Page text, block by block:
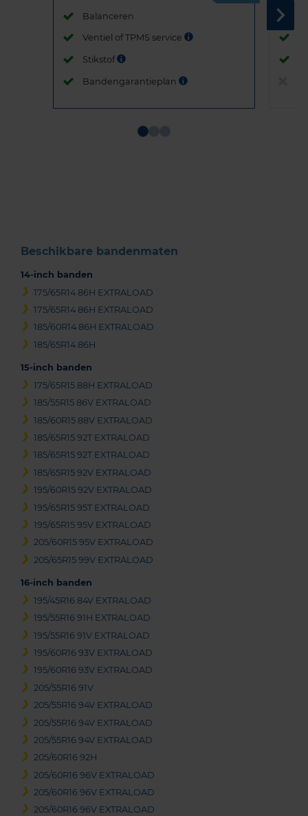
Balanceren
Ventiel of TPMS service
Stikstof
Bandengarantieplan
Beschikbare bandenmaten
14-inch banden
175/65R14 86H EXTRALOAD
175/65R14 86H EXTRALOAD
185/60R14 86H EXTRALOAD
185/65R14 86H
15-inch banden
175/65R15 88H EXTRALOAD
185/55R15 86V EXTRALOAD
185/60R15 88V EXTRALOAD
185/65R15 92T EXTRALOAD
185/65R15 92T EXTRALOAD
185/65R15 92V EXTRALOAD
195/60R15 92V EXTRALOAD
195/65R15 95T EXTRALOAD
195/65R15 95V EXTRALOAD
205/60R15 95V EXTRALOAD
205/65R15 99V EXTRALOAD
16-inch banden
195/45R16 84V EXTRALOAD
195/55R16 91H EXTRALOAD
195/55R16 91V EXTRALOAD
195/60R16 93V EXTRALOAD
195/60R16 93V EXTRALOAD
205/55R16 91V
205/55R16 94V EXTRALOAD
205/55R16 94V EXTRALOAD
205/55R16 94V EXTRALOAD
205/60R16 92H
205/60R16 96V EXTRALOAD
205/60R16 96V EXTRALOAD
205/60R16 96V EXTRALOAD